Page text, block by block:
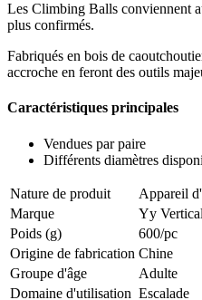
Les Climbing Balls conviennent
plus confirmés.
Fabriqués en bois de
accroche en feront des outils
Caractéristiques principales
Vendues par paire
Différents diamètres
Nature de produit
Appareil
Marque
Yy Vertical
Poids (g)
600/pc
Origine de fabrication Chine
Groupe d'âge
Adulte
Domaine d'utilisation Escalade